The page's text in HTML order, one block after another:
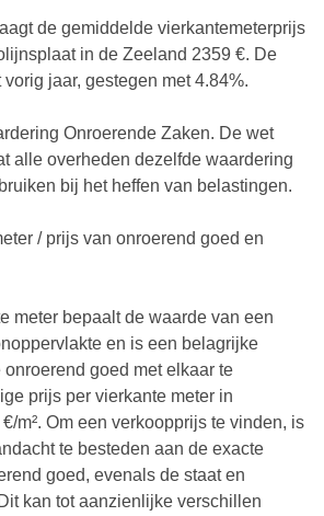
de gemiddelde vierkantemeterprijs
in de Zeeland 2359 €. De
jaar, gestegen met 4.84%.
Onroerende Zaken. De wet
alle overheden dezelfde waardering
bij het heffen van belastingen.
/ prijs van onroerend goed en
meter bepaalt de waarde van een
en is een belagrijke
goed met elkaar te
prijs per vierkante meter in
m². Om een verkoopprijs te vinden, is
te besteden aan de exacte
goed, evenals de staat en
kan tot aanzienlijke verschillen